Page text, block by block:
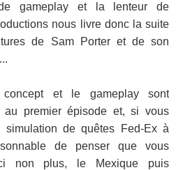
gameplay et la lenteur de
nous livre donc la suite
de Sam Porter et de son
et le gameplay sont
au premier épisode et, si vous
simulation de quêtes Fed-Ex à
de penser que vous
non plus, le Mexique puis